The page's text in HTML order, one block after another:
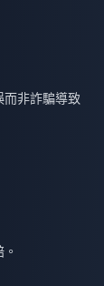
非詐騙導致